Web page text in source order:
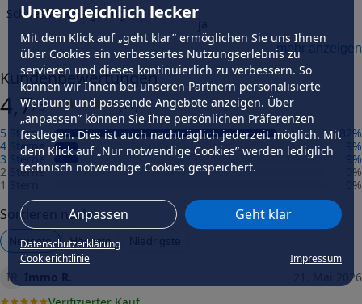
Unvergleichlich lecker
Mit dem Klick auf „geht klar” ermöglichen Sie uns Ihnen
über Cookies ein verbessertes Nutzungserlebnis zu
servieren und dieses kontinuierlich zu verbessern. So
können wir Ihnen bei unseren Partnern personalisierte
Werbung und passende Angebote anzeigen. Über
„anpassen” können Sie Ihre persönlichen Präferenzen
festlegen. Dies ist auch nachträglich jederzeit möglich. Mit
dem Klick auf „Nur notwendige Cookies” werden lediglich
technisch notwendige Cookies gespeichert.
Anpassen Geht klar
Datenschutzerklärung
Cookierichtlinie
Impressum
Schneeketteneignung
Wintereignung
ja
Herstellungsverfahren
gegossen
Präzisionsgrad
niedrig
Speichenhinterfräsung
nein
Felgengutachten
Eintragungsfrei
-
Freigabe
mehr anzeigen
Kundenbewertungen
4,7/5 (11)
5 Sterne
82%
4 Sterne
9%
3 Sterne
9%
2 Sterne
%
1 Stern
%
Sortieren nach
Neueste Höchste
IR
21. Mai 2026